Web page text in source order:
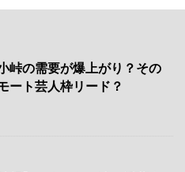
峠の需要が爆上がり？その
ート芸人枠リード？